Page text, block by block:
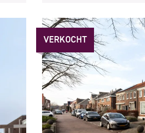
VERKOCHT